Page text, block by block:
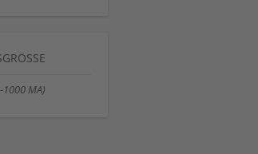
MA)